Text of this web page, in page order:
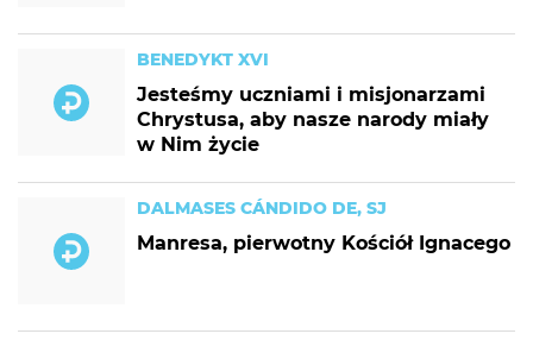
BENEDYKT XVI
Jesteśmy uczniami i misjonarzami
Chrystusa, aby nasze narody miały
w Nim życie
DALMASES CÁNDIDO DE, SJ
Manresa, pierwotny Kościół Ignacego